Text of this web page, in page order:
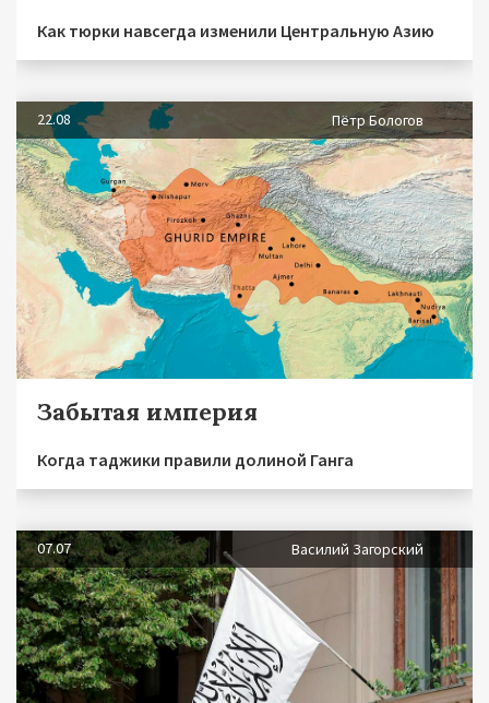
Как тюрки навсегда изменили Центральную Азию
22.08 Пётр Бологов
Забытая империя
Когда таджики правили долиной Ганга
07.07 Василий Загорский